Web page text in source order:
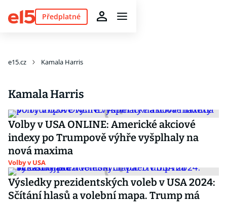
Předplatné
e15.cz Kamala Harris
Kamala Harris
Volby v USA ONLINE: Americké akciové
indexy po Trumpově výhře vyšplhaly na
nová maxima
Volby v USA
Výsledky prezidentských voleb v USA 2024:
Sčítání hlasů a volební mapa. Trump má